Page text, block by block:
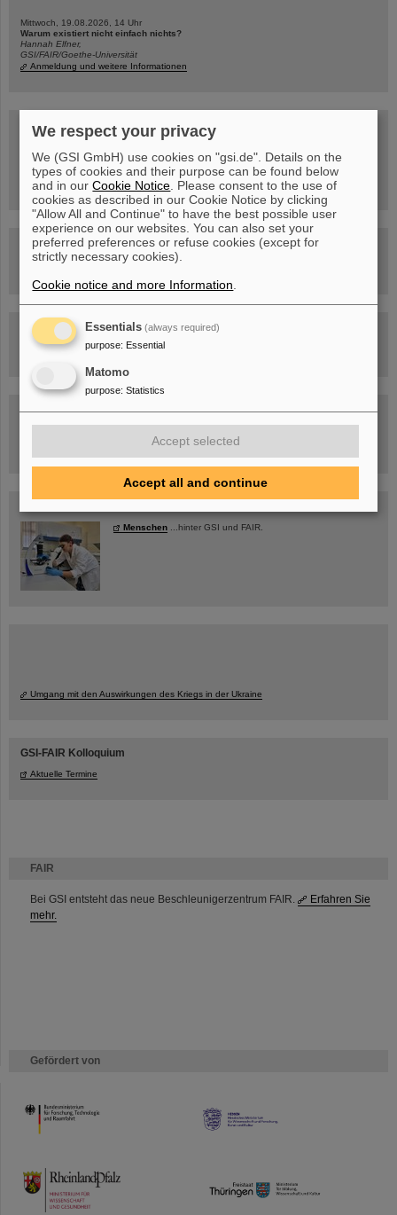
FAIR
Bei GSI entsteht das neue Beschleunigerzentrum FAIR.
Erfahren Sie
mehr.
Gefördert von
HMWK
TMWWDG
Mittwoch, 19.08.2026, 14 Uhr
Warum existiert nicht einfach nichts?
Hannah Elfner,
GSI/FAIR/Goethe-Universität
Anmeldung und weitere Informationen
SCIENCE POP-UP
geöffnet Di – Fr,
Sa, 11.07.26, 10:30-16:00 Uhr
Ernst-Ludwig-Str. 22
Innenstadt Darmstadt
FAIR-Trailer: Der Weg der Teilchen durch die
Beschleunigeranlage
Rundflug über die FAIR-Baustelle
Besichtigung von GSI/FAIR –
Menschen ...hinter GSI und FAIR.
Umgang mit den Auswirkungen des Kriegs in der Ukraine
GSI-FAIR Kolloquium
Aktuelle Termine
We respect your privacy
We (GSI GmbH) use cookies on "gsi.de". Details on the
types of cookies and their purpose can be found below
and in ourCookie Notice . Please consent to the use of
cookies as described in our Cookie Notice by clicking
"Allow All and Continue" to have the best possible user
experience on our websites. You can also set your
preferred preferences or refuse cookies (except for
strictly necessary cookies).
Cookie notice and more Information
Essentials (always required)
purpose: Essential
Matomo
purpose: Statistics
Accept selected
Accept all and continue